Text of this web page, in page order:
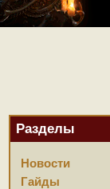
Разделы
Новости
Гайды